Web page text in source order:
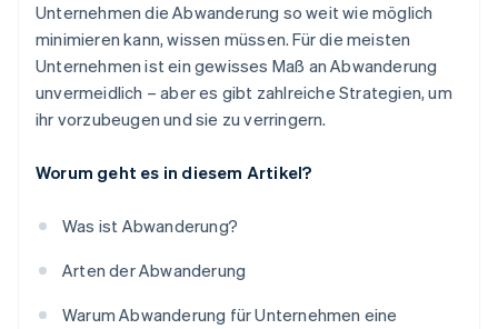
Kommunizieren Sie regelmäßig mit Ihrer Kundschaft
Gehen Sie Kundenprobleme sofort an
Gehen Sie strategisch – und transparent – mit
Preisen um
Unternehmen die Abwanderung so weit wie möglich
minimieren kann, wissen müssen. Für die meisten
Unternehmen ist ein gewisses Maß an Abwanderung
unvermeidlich – aber es gibt zahlreiche Strategien, um
ihr vorzubeugen und sie zu verringern.
Worum geht es in diesem Artikel?
Was ist Abwanderung?
Arten der Abwanderung
Warum Abwanderung für Unternehmen eine